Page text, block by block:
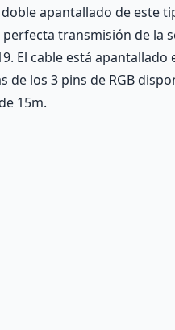
apantallado de este
transmisión de la
El cable está apantallado
los 3 pins de RGB
15m.